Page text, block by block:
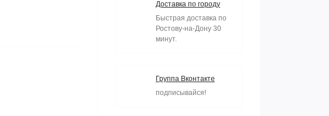
Доставка по городу
Быстрая доставка по
Ростову-на-Дону 30
минут.
Группа Вконтакте
подписывайся!